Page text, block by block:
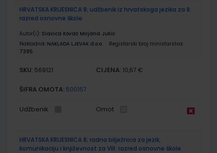
HRVATSKA KRIJESNICA 8; udžbenik iz hrvatskoga jezika za 8.
razred osnovne škole
Autor(i): Slavica Kovač Mirjana Jukić
Nakladnik: NAKLADA LJEVAK d.o.o.
Registarski broj ministarstva:
7395
SKU: 569121 CIJENA: 10,67 €
ŠIFRA OMOTA: 500157
Udžbenik Omot
HRVATSKA KRIJESNICA 8; radna bilježnica za jezik,
komunikaciju i književnost za VIII. razred osnovne škole